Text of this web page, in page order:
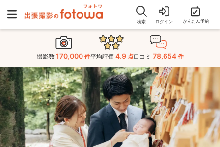
検索 ログイン かんたん予約
撮影数 170,000 件平均評価 4.9 点口コミ 78,654 件